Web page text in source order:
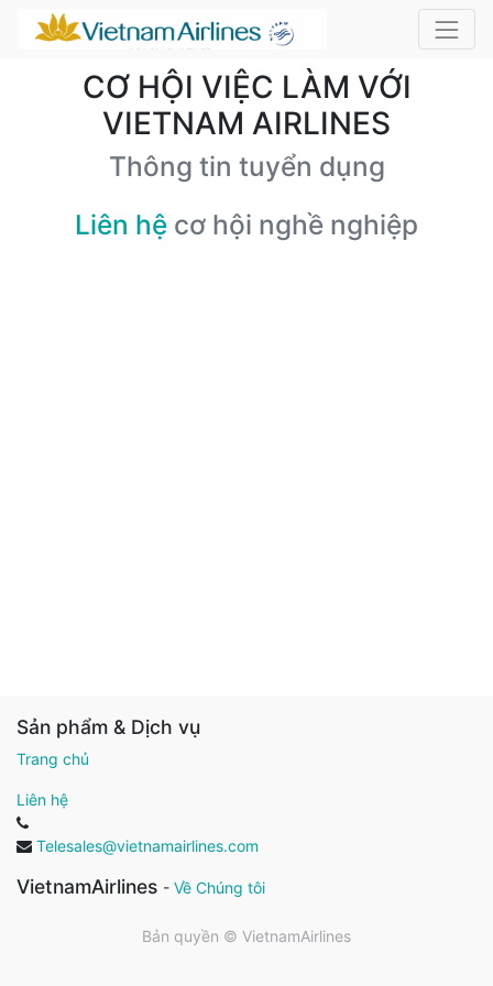
CƠ HỘI VIỆC LÀM VỚI
VIETNAM AIRLINES
Thông tin tuyển dụng
Liên hệ cơ hội nghề nghiệp
Sản phẩm & Dịch vụ
Trang chủ
Liên hệ
Telesales@vietnamairlines.com
VietnamAirlines - Về Chúng tôi
Bản quyền © VietnamAirlines